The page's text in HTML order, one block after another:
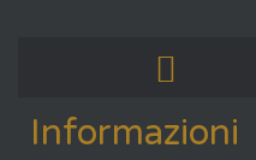
Informazioni